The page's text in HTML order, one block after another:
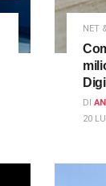
NET
DI
20